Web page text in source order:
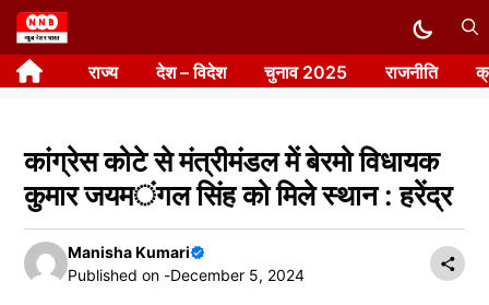
Skip
to
content राज्य देश – विदेश चुनाव 2025 राजनीति
कांग्रेस कोटे से मंत्रीमंडल में बेरमो विधायक
कुमार जयमंगल सिंह को मिले स्थान : हरेंद्र
Manisha Kumari
Published on -December 5, 2024